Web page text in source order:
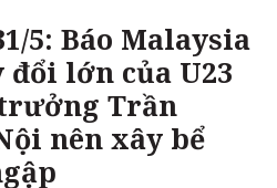
5: Báo Malaysia
lớn của U23
Trần
nên xây bể